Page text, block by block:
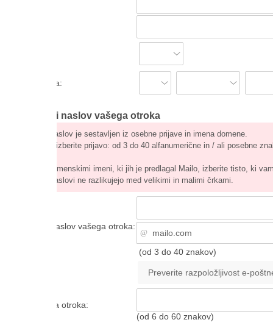
naslov vašega otroka
je sestavljen iz osebne prijave in imena domene.
prijavo: od 3 do 40 alfanumerične in / ali posebne znake (- . _
imeni, ki jih je predlagal Mailo, izberite tisto, ki vam je ljubše.
ne razlikujejo med velikimi in malimi črkami.
vašega otroka:
(od 3 do 40 znakov)
(od 6 do 60 znakov)